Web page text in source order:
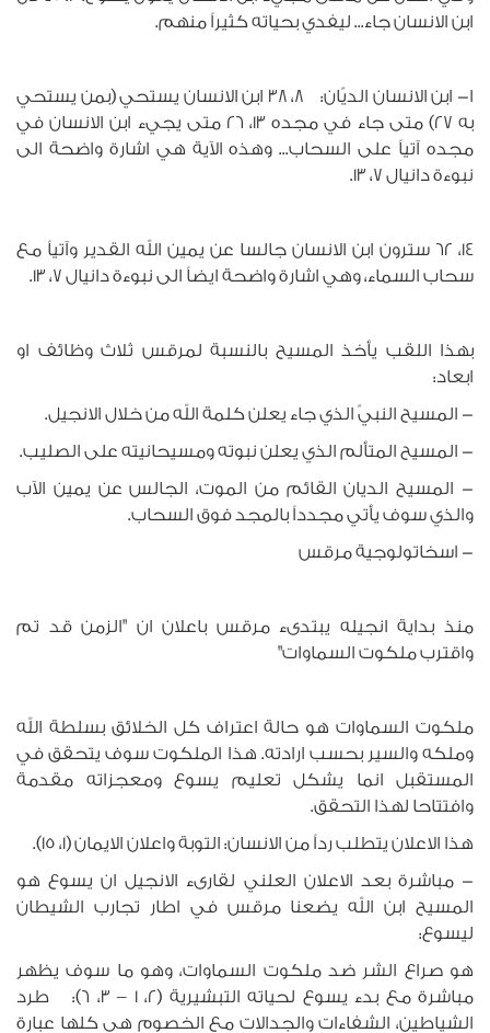
ابن الانسان جاء... ليفدي بحياته كثيراً منهم.
ا- ابن الانسان الديّان: 8، 38 ابن الانسان يستحي (بمن يستحي
به 27) متى جاء في مجده 13، 26 متى يجيء ابن الانسان في
مجده آتياً على السحاب... وهذه الآية هي اشارة واضحة الى
نبوءة دانيال 7، 13.
14، 62 سترون ابن الانسان جالسا عن يمين الله القدير وآتياً مع
سحاب السماء، وهي اشارة واضحة ايضاً الى نبوءة دانيال 7، 13.
بهذا اللقب يأخذ المسيح بالنسبة لمرقس ثلاث وظائف او
ابعاد:
- المسيح النبيّ الذي جاء يعلن كلمة الله من خلال الانجيل.
- المسيح المتألم الذي يعلن نبوته ومسيحانيته على الصليب.
- المسيح الديان القائم من الموت، الجالس عن يمين الآب
والذي سوف يأتي مجدداً بالمجد فوق السحاب.
- اسخاتولوجية مرقس
منذ بداية انجيله يبتدىء مرقس باعلان ان "الزمن قد تم
واقترب ملكوت السماوات"
ملكوت السماوات هو حالة اعتراف كل الخلائق بسلطة الله
وملكه والسير بحسب ارادته. هذا الملكوت سوف يتحقق في
المستقبل انما يشكل تعليم يسوع ومعجزاته مقدمة
وافتتاحا لهذا التحقق.
هذا الاعلان يتطلب رداً من الانسان: التوبة واعلان الايمان (1، 15).
- مباشرة بعد الاعلان العلني لقارىء الانجيل ان يسوع هو
المسيح ابن الله يضعنا مرقس في اطار تجارب الشيطان
ليسوع:
هو صراع الشر ضد ملكوت السماوات، وهو ما سوف يظهر
مباشرة مع بدء يسوع لحياته التبشيرية (2، 1 – 3، 6): طرد
الشياطين، الشفاءات والجدالات مع الخصوم هي كلها عبارة